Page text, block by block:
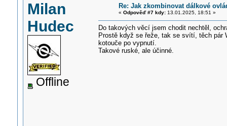
Milan
Hudec
Offline
Re: Jak zkombinovat dálkové
« Odpověď #7 kdy:13.01.2025, 18:51 »
Do takových věcí jsem chodit nechtěl,
Prostě když se řeže, tak se svítí, těch pár
kotouče po vypnutí.
Takové ruské, ale účinné.